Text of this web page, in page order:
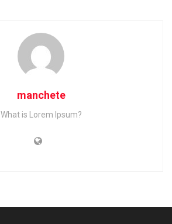
manchete
What is Lorem Ipsum?